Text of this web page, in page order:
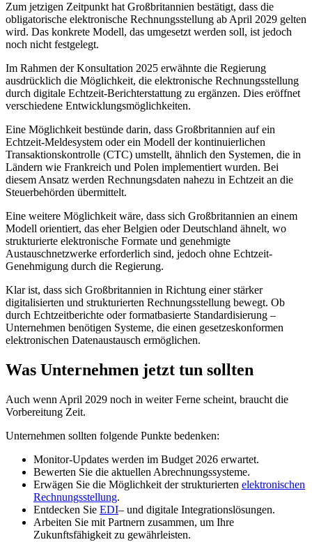
Zum jetzigen Zeitpunkt hat Großbritannien bestätigt, dass die
obligatorische elektronische Rechnungsstellung ab April 2029 gelten
wird. Das konkrete Modell, das umgesetzt werden soll, ist jedoch
noch nicht festgelegt.
Im Rahmen der Konsultation 2025 erwähnte die Regierung
ausdrücklich die Möglichkeit, die elektronische Rechnungsstellung
durch digitale Echtzeit-Berichterstattung zu ergänzen. Dies eröffnet
verschiedene Entwicklungsmöglichkeiten.
Eine Möglichkeit bestünde darin, dass Großbritannien auf ein
Echtzeit-Meldesystem oder ein Modell der kontinuierlichen
Transaktionskontrolle (CTC) umstellt, ähnlich den Systemen, die in
Ländern wie Frankreich und Polen implementiert wurden. Bei
diesem Ansatz werden Rechnungsdaten nahezu in Echtzeit an die
Steuerbehörden übermittelt.
Eine weitere Möglichkeit wäre, dass sich Großbritannien an einem
Modell orientiert, das eher Belgien oder Deutschland ähnelt, wo
strukturierte elektronische Formate und genehmigte
Austauschnetzwerke erforderlich sind, jedoch ohne Echtzeit-
Genehmigung durch die Regierung.
Klar ist, dass sich Großbritannien in Richtung einer stärker
digitalisierten und strukturierten Rechnungsstellung bewegt. Ob
durch Echtzeitberichte oder formatbasierte Standardisierung –
Unternehmen benötigen Systeme, die einen gesetzeskonformen
elektronischen Datenaustausch ermöglichen.
Was Unternehmen jetzt tun sollten
Auch wenn April 2029 noch in weiter Ferne scheint, braucht die
Vorbereitung Zeit.
Unternehmen sollten folgende Punkte bedenken:
Monitor-Updates werden im Budget 2026 erwartet.
Bewerten Sie die aktuellen Abrechnungssysteme.
Erwägen Sie die Möglichkeit der strukturierten elektronischen
Rechnungsstellung.
Entdecken Sie EDI– und digitale Integrationslösungen.
Arbeiten Sie mit Partnern zusammen, um Ihre
Zukunftsfähigkeit zu gewährleisten.